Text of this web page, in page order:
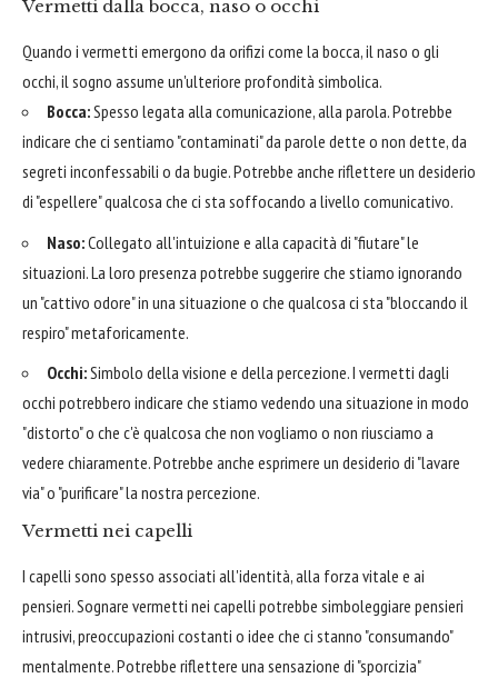
Vermetti dalla bocca, naso o occhi
Quando i vermetti emergono da orifizi come la bocca, il naso o gli
occhi, il sogno assume un'ulteriore profondità simbolica.
Bocca:Spesso legata alla comunicazione, alla parola. Potrebbe
indicare che ci sentiamo "contaminati" da parole dette o non dette, da
segreti inconfessabili o da bugie. Potrebbe anche riflettere un desiderio
di "espellere" qualcosa che ci sta soffocando a livello comunicativo.
Naso:Collegato all'intuizione e alla capacità di "fiutare" le
situazioni. La loro presenza potrebbe suggerire che stiamo ignorando
un "cattivo odore" in una situazione o che qualcosa ci sta "bloccando il
respiro" metaforicamente.
Occhi:Simbolo della visione e della percezione. I vermetti dagli
occhi potrebbero indicare che stiamo vedendo una situazione in modo
"distorto" o che c'è qualcosa che non vogliamo o non riusciamo a
vedere chiaramente. Potrebbe anche esprimere un desiderio di "lavare
via" o "purificare" la nostra percezione.
Vermetti nei capelli
I capelli sono spesso associati all'identità, alla forza vitale e ai
pensieri. Sognare vermetti nei capelli potrebbe simboleggiare pensieri
intrusivi, preoccupazioni costanti o idee che ci stanno "consumando"
mentalmente. Potrebbe riflettere una sensazione di "sporcizia"